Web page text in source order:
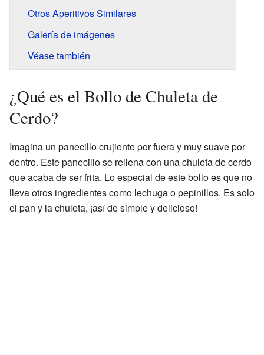
Otros Aperitivos Similares
Galería de imágenes
Véase también
¿Qué es el Bollo de Chuleta de
Cerdo?
Imagina un panecillo crujiente por fuera y muy suave por
dentro. Este panecillo se rellena con una chuleta de cerdo
que acaba de ser frita. Lo especial de este bollo es que no
lleva otros ingredientes como lechuga o pepinillos. Es solo
el pan y la chuleta, ¡así de simple y delicioso!